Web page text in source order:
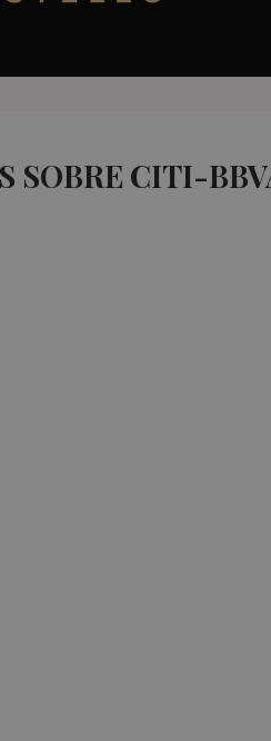
SOBRE CITI-